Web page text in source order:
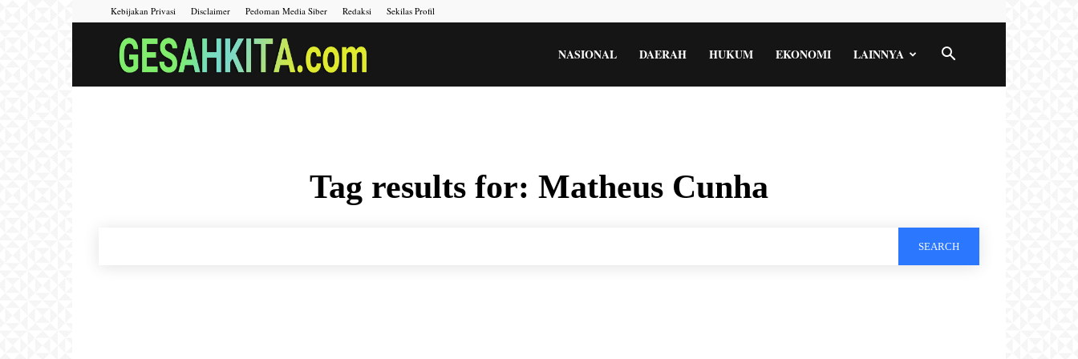
Kebijakan Privasi Disclaimer Pedoman Media Siber Redaksi Sekilas Profil
Menara
NASIONAL DAERAH HUKUM EKONOMI LAINNYA
Tag results for: Matheus Cunha
SEARCH